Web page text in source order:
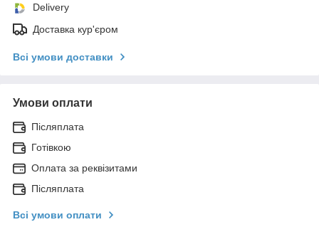
Delivery
Доставка кур'єром
Всі умови доставки
Умови оплати
Післяплата
Готівкою
Оплата за реквізитами
Післяплата
Всі умови оплати